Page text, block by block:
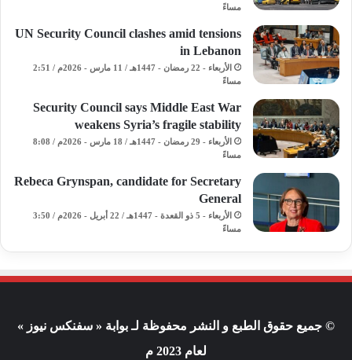
مساءً
UN Security Council clashes amid tensions
in Lebanon
الأربعاء - 22 رمضان - 1447هـ / 11 مارس - 2026م / 2:51
مساءً
Security Council says Middle East War
weakens Syria’s fragile stability
الأربعاء - 29 رمضان - 1447هـ / 18 مارس - 2026م / 8:08
مساءً
Rebeca Grynspan, candidate for Secretary
General
الأربعاء - 5 ذو القعدة - 1447هـ / 22 أبريل - 2026م / 3:50
مساءً
© جميع حقوق الطبع و النشر محفوظة لـ بوابة « سفنكس نيوز »
لعام 2023 م